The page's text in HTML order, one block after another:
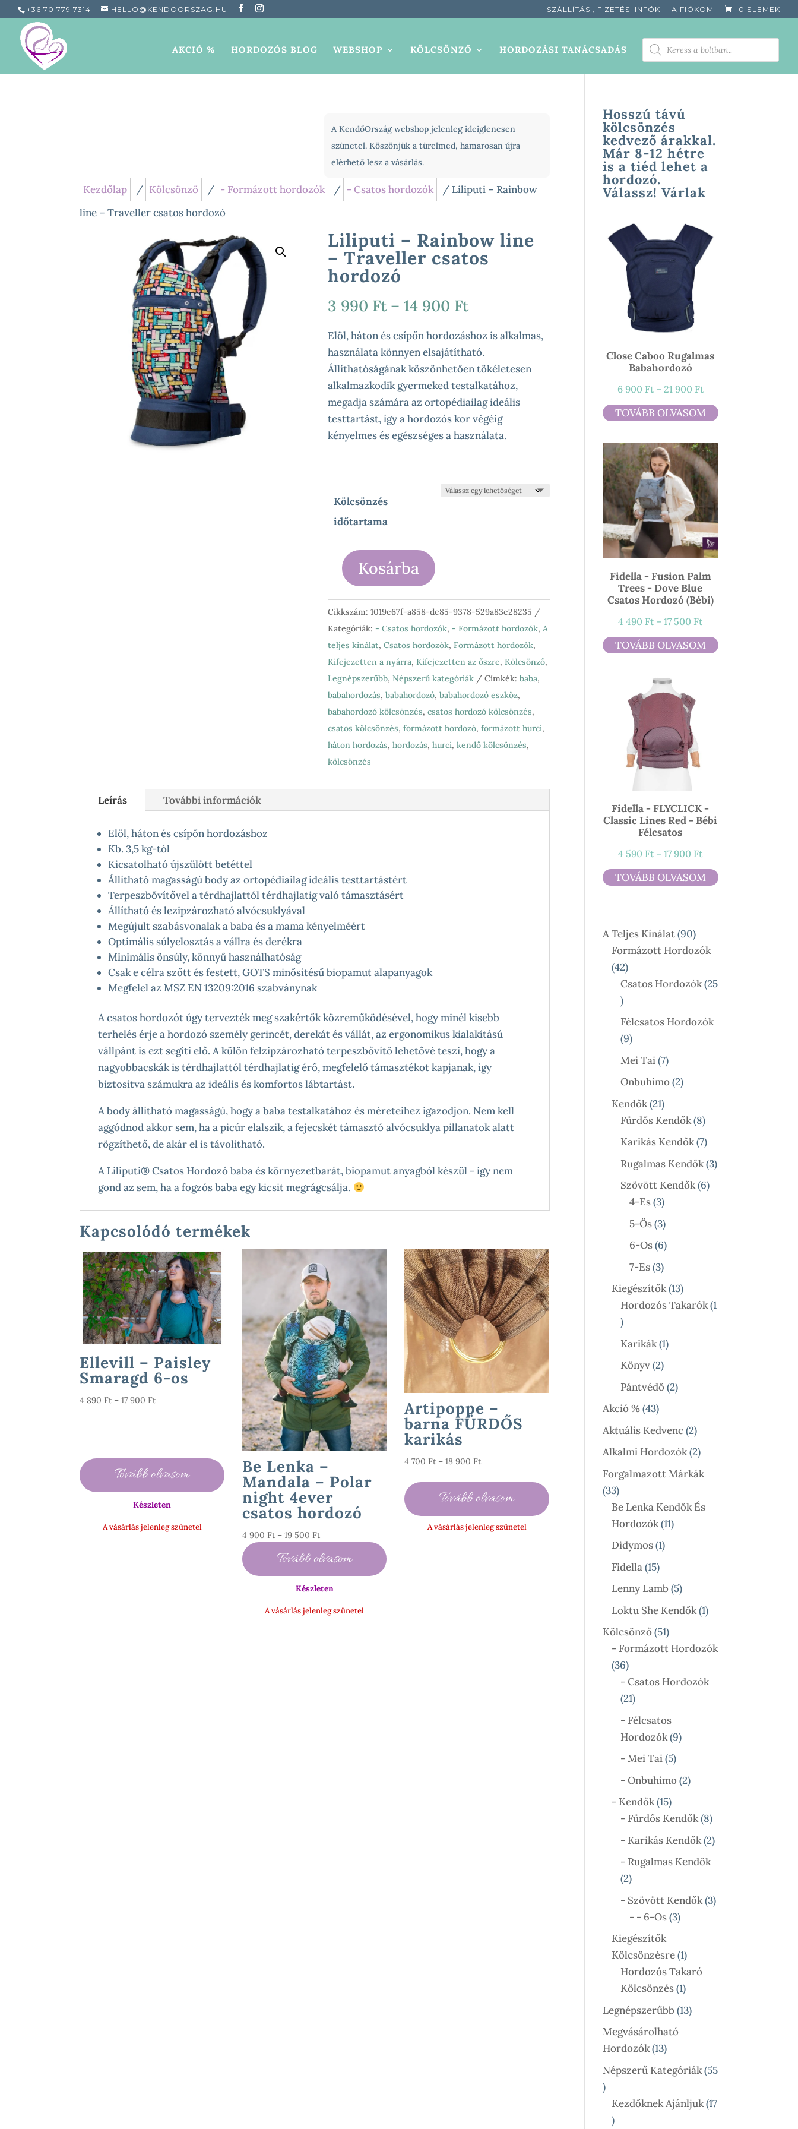
+36 70 779 7314 HELLO@KENDOORSZAG.HU SZÁLLÍTÁSI, FIZETÉSI INFÓK A FIÓKOM 0 ELEMEK
AKCIÓ % HORDOZÓS BLOG WEBSHOP KÖLCSÖNZŐ HORDOZÁSI TANÁCSADÁS
PRODUCTS
SEARCH
A KendőOrszág webshop jelenleg ideiglenesen
szünetel. Köszönjük a türelmed, hamarosan újra
elérhető lesz a vásárlás.
Kezdőlap / Kölcsönző / - Formázott hordozók / - Csatos hordozók
/ Liliputi – Rainbow
line – Traveller csatos hordozó
Liliputi – Rainbow line
– Traveller csatos
hordozó
3 990 Ft – 14 900 FtÁrtartomány:
990 Ft
-
14
900 Ft
Elöl, háton és csípőn hordozáshoz is alkalmas,
használata könnyen elsajátítható.
Állíthatóságának köszönhetően tökéletesen
alkalmazkodik gyermeked testalkatához,
megadja számára az ortopédiailag ideális
testtartást, így a hordozós kor végéig
kényelmes és egészséges a használata.
Kölcsönzés
időtartama
Liliputi
Rainbow
line
-
Traveller
csatos
hordozó
mennyiség
Kosárba
Cikkszám: 1019e67f-a858-de85-9378-529a83e28235
Kategóriák: - Csatos hordozók, - Formázott hordozók, A
teljes kínálat, Csatos hordozók, Formázott hordozók,
Kifejezetten a nyárra, Kifejezetten az őszre, Kölcsönző,
Legnépszerűbb, Népszerű kategóriák Címkék: baba,
babahordozás, babahordozó, babahordozó eszköz,
babahordozó kölcsönzés, csatos hordozó kölcsönzés,
csatos kölcsönzés, formázott hordozó, formázott hurci,
háton hordozás, hordozás, hurci, kendő kölcsönzés,
kölcsönzés
Leírás További információk
Elöl, háton és csípőn hordozáshoz
Kb. 3,5 kg-tól
Kicsatolható újszülött betéttel
Állítható magasságú body az ortopédiailag ideális testtartástért
Terpeszbővítővel a térdhajlattól térdhajlatig való támasztásért
Állítható és lezipzározható alvócsuklyával
Megújult szabásvonalak a baba és a mama kényelméért
Optimális súlyelosztás a vállra és derékra
Minimális önsúly, könnyű használhatóság
Csak e célra szőtt és festett, GOTS minősítésű biopamut alapanyagok
Megfelel az MSZ EN 13209:2016 szabványnak
A csatos hordozót úgy tervezték meg szakértők közreműködésével, hogy minél kisebb
terhelés érje a hordozó személy gerincét, derekát és vállát, az ergonomikus kialakítású
vállpánt is ezt segíti elő. A külön felzipzározható terpeszbővítő lehetővé teszi, hogy a
nagyobbacskák is térdhajlattól térdhajlatig érő, megfelelő támasztékot kapjanak, így
biztosítva számukra az ideális és komfortos lábtartást.
A body állítható magasságú, hogy a baba testalkatához és méreteihez igazodjon. Nem kell
aggódnod akkor sem, ha a picúr elalszik, a fejecskét támasztó alvócsuklya pillanatok alatt
rögzíthető, de akár el is távolítható.
A Liliputi® Csatos Hordozó baba és környezetbarát, biopamut anyagból készül - így nem
gond az sem, ha a fogzós baba egy kicsit megrágcsálja.
Kapcsolódó termékek
Ellevill – Paisley
Smaragd 6-os
4 890 Ft – 17 900 FtÁrtartomány:
900 Ft
Tovább olvasom
Készleten
A vásárlás jelenleg szünetel
Be Lenka –
Mandala – Polar
night 4ever
csatos hordozó
4 900 Ft – 19 500 FtÁrtartomány:
900 Ft
-
19
Tovább olvasom
Készleten
A vásárlás jelenleg szünetel
Artipoppe –
barna FÜRDŐS
karikás
4 700 Ft – 18 900 FtÁrtartomány:
-
18
900 Ft
Tovább olvasom
A vásárlás jelenleg szünetel
Hosszú távú
kölcsönzés
kedvező árakkal.
Már 8-12 hétre
is a tiéd lehet a
hordozó.
Válassz! Várlak
Close Caboo Rugalmas
Babahordozó
6 900 Ft – 21 900 FtÁrtartomány:
6
900 Ft
21
900 Ft
TOVÁBB OLVASOM
Fidella - Fusion Palm
Trees - Dove Blue
Csatos Hordozó (bébi)
4 490 Ft – 17 500 FtÁrtartomány:
4
490 Ft
TOVÁBB OLVASOM
Fidella - FLYCLICK -
Classic Lines Red - Bébi
Félcsatos
4 590 Ft – 17 900 FtÁrtartomány:
4
590 Ft
TOVÁBB OLVASOM
A Teljes Kínálat 9090
Termék
Formázott Hordozók
4242
Termék
Csatos Hordozók 25
25
Termék
Félcsatos Hordozók
99
Termék
Mei Tai 77
Termék
Onbuhimo 22
Kendők 2121
Termék
Fürdős Kendők 88
Termék
Karikás Kendők 77
Termék
Rugalmas Kendők 33
Szövött Kendők 66
4-Es 33
Termék
5-Ös 33
Termék
6-Os 66
7-Es 33
Termék
Kiegészítők 1313
Termék
Hordozós Takarók 1
1
Termék
Karikák 11
Könyv 22
Termék
Pántvédő 22
Akció % 4343
Termék
Aktuális Kedvenc 22
Termék
Alkalmi Hordozók 22
Termék
Forgalmazott Márkák
3333
Termék
Be Lenka Kendők És
Hordozók 1111
Didymos 11
Fidella 1515
Termék
Lenny Lamb 55
Termék
Loktu She Kendők 11
Kölcsönző 5151
Termék
- Formázott Hordozók
3636
Termék
- Csatos Hordozók
2121
Termék
- Félcsatos
Hordozók 99
- Mei Tai 55
Termék
- Onbuhimo 22
- Kendők 1515
Termék
- Fürdős Kendők 88
Termék
- Karikás Kendők 22
- Rugalmas Kendők
22
Termék
- Szövött Kendők 33
- - 6-Os 33
Kiegészítők
Kölcsönzésre 11
Termék
Hordozós Takaró
Kölcsönzés 11
Termék
Legnépszerűbb 1313
Megvásárolható
Hordozók 1313
Termék
Népszerű Kategóriák 55
55
Termék
Kezdőknek Ajánljuk 17
17